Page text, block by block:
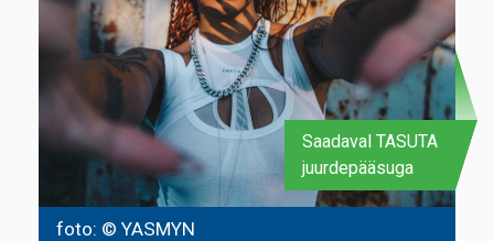
foto: © YASMYN
Saadaval TASUTA
juurdepääsuga